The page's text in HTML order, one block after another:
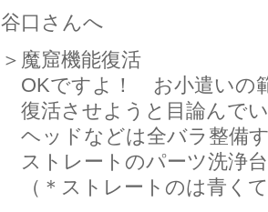
谷口さんへ
＞魔窟機能復活
OKですよ！ お小遣いの
復活させようと目論んで
ヘッドなどは全バラ整備
ストレートのパーツ洗浄
（＊ストレートのは青く